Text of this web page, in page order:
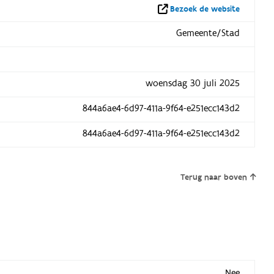
Bezoek de website
Gemeente/Stad
woensdag 30 juli 2025
844a6ae4-6d97-411a-9f64-e251ecc143d2
844a6ae4-6d97-411a-9f64-e251ecc143d2
Terug naar boven